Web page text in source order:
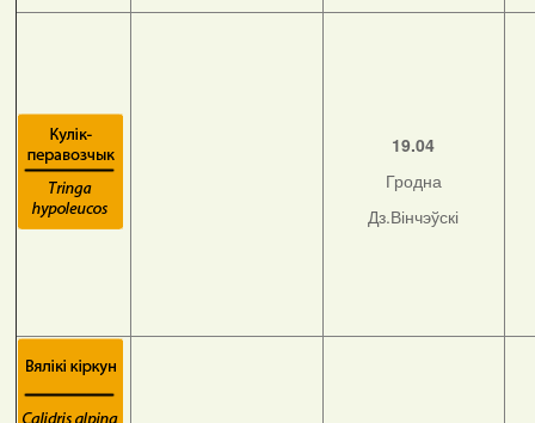
19.04
Гродна
Дз.Вінчэўскі